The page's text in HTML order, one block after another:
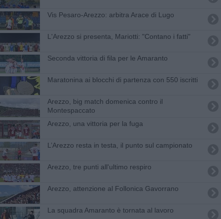
​Vis Pesaro-Arezzo: arbitra Arace di Lugo
L'Arezzo si presenta, Mariotti: "Contano i fatti"
Seconda vittoria di fila per le Amaranto
Maratonina ai blocchi di partenza con 550 iscritti
Arezzo, big match domenica contro il
Montespaccato
Arezzo, una vittoria per la fuga
L’Arezzo resta in testa, il punto sul campionato
Arezzo, tre punti all'ultimo respiro
Arezzo, attenzione al Follonica Gavorrano
La squadra Amaranto è tornata al lavoro